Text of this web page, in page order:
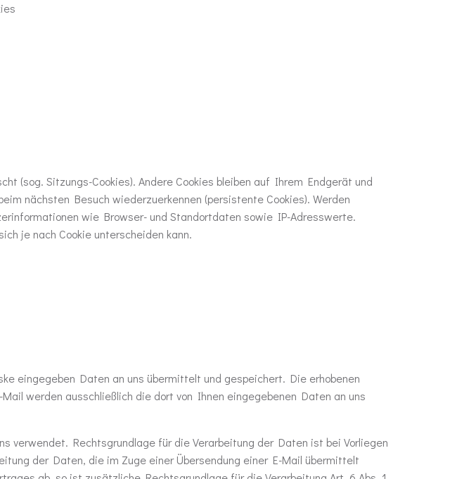
(sog. Sitzungs-Cookies). Andere Cookies bleiben auf Ihrem Endgerät und
nächsten Besuch wiederzuerkennen (persistente Cookies). Werden
wie Browser- und Standortdaten sowie IP-Adresswerte.
je nach Cookie unterscheiden kann.
eingegeben Daten an uns übermittelt und gespeichert. Die erhobenen
werden ausschließlich die dort von Ihnen eingegebenen Daten an uns
verwendet. Rechtsgrundlage für die Verarbeitung der Daten ist bei Vorliegen
der Daten, die im Zuge einer Übersendung einer E-Mail übermittelt